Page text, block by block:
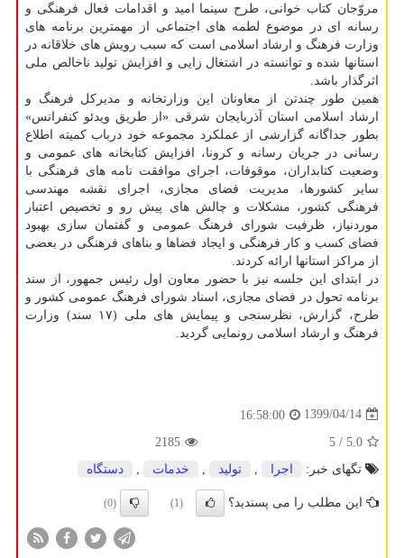
مروّجان کتاب خوانی، طرح سینما امید و اقدامات فعال فرهنگی و
رسانه ای در موضوع لطمه های اجتماعی از مهمترین برنامه های
وزارت فرهنگ و ارشاد اسلامی است که سبب رویش های خلاقانه در
استانها شده و توانسته در اشتغال زایی و افزایش تولید ناخالص ملی
اثرگذار باشد.
همین طور چندتن از معاونان این وزارتخانه و مدیرکل فرهنگ و
ارشاد اسلامی استان آذربایجان شرقی «از طریق ویدئو کنفرانس»
بطور جداگانه گزارشی از عملکرد مجموعه خود درباب کمیته اطلاع
رسانی در جریان رسانه و کرونا، افزایش کتابخانه های عمومی و
وضعیت کتابداران، موقوفات، اجرای موافقت نامه های فرهنگی با
سایر کشورها، مدیریت فضای مجازی، اجرای نقشه مهندسی
فرهنگی کشور، مشکلات و چالش های پیش رو و تخصیص اعتبار
موردنیاز، ظرفیت شورای فرهنگ عمومی و گفتمان سازی بهبود
فضای کسب و کار فرهنگی و ایجاد فضاها و بناهای فرهنگی در بعضی
از مراکز استانها ارائه کردند.
در ابتدای این جلسه نیز با حضور معاون اول رئیس جمهور، از سند
برنامه تحول در فضای مجازی، اسناد شورای فرهنگ عمومی کشور و
طرح، گزارش، نظرسنجی و پیمایش های ملی (۱۷ سند) وزارت
فرهنگ و ارشاد اسلامی رونمایی گردید.
1399/04/14
16:58:00
5.0
/ 5
2185
تگهای خبر:
اجرا تولید خدمات دستگاه
این مطلب را می پسندید؟ (1)
(0)